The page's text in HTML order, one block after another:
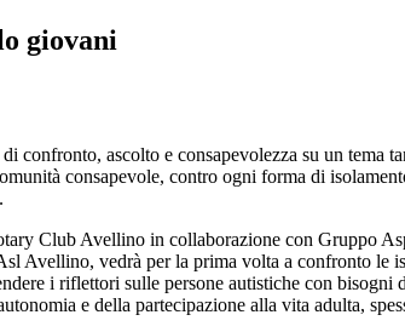
giovani
ascolto e consapevolezza su un tema
consapevole, contro ogni forma di
Club Avellino in collaborazione con Gruppo
Avellino, vedrà per la prima volta a confronto le
i riflettori sulle persone autistiche con
e della partecipazione alla vita adulta,